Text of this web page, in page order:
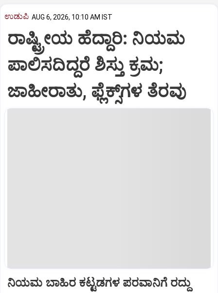
ಉಡುಪಿ AUG 6, 2026, 10:10 AM IST
ರಾಷ್ಟ್ರೀಯ ಹೆದ್ದಾರಿ: ನಿಯಮ
ಪಾಲಿಸದಿದ್ದರೆ ಶಿಸ್ತು ಕ್ರಮ;
ಜಾಹೀರಾತು, ಫ್ಲೆಕ್ಸ್‌ಗಳ ತೆರವು
ನಿಯಮ ಬಾಹಿರ ಕಟ್ಟಡಗಳ ಪರವಾನಿಗೆ ರದ್ದು